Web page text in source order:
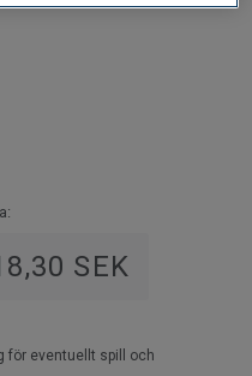
och det går därför
SEK
för eventuellt spill och